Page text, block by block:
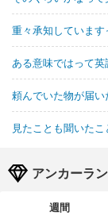
重々承知していま
ある意味ではって英
頼んでいた物が届
見たことも聞いた
アンカーラ
週間